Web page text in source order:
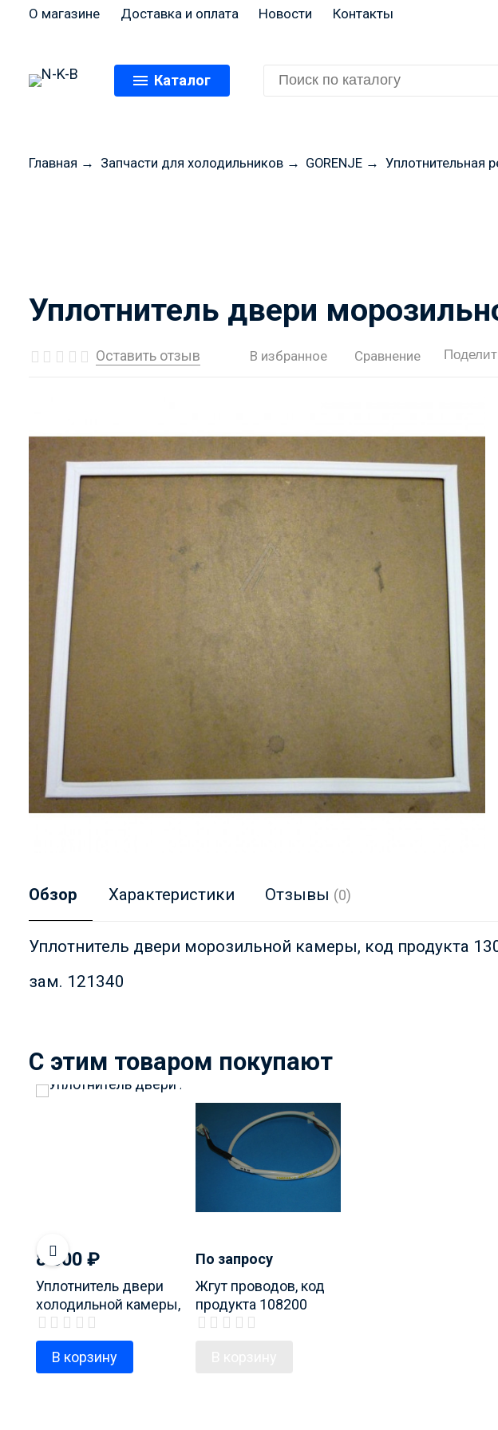
О магазине Доставка и оплата Новости Контакты
Каталог
Главная → Запчасти для холодильников→ GORENJE → Уплотнительная
Уплотнитель двери
Оставить отзыв В избранное Сравнение
Обзор Характеристики Отзывы (0)
Уплотнитель двери морозильной камеры, код продукта
зам. 121340
C этим товаром покупают
8 500 ₽
Уплотнитель двери
холодильной камеры,
код продукта 130701
В корзину
По запросу
Жгут проводов, код
продукта 108200